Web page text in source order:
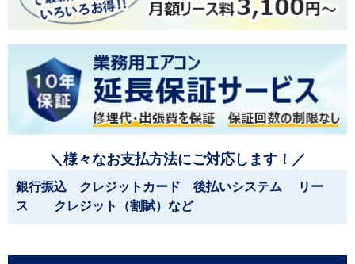
＼様々なお支払方法にご対応します！／
銀行振込 クレジットカード 後払いシステム リー
ス クレジット（割賦）など